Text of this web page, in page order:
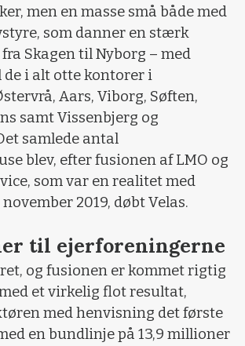
men en masse små både med
som danner en stærk
Skagen til Nyborg – med
i alt otte kontorer i
Aars, Viborg, Søften,
samt Vissenbjerg og
samlede antal
blev, efter fusionen af LMO og
som var en realitet med
2019, døbt Velas.
til ejerforeningerne
og fusionen er kommet rigtig
et virkelig flot resultat,
med henvisning det første
en bundlinje på 13,9 millioner